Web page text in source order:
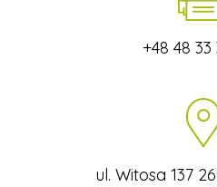
+48 48 33
ul. Witosa 137